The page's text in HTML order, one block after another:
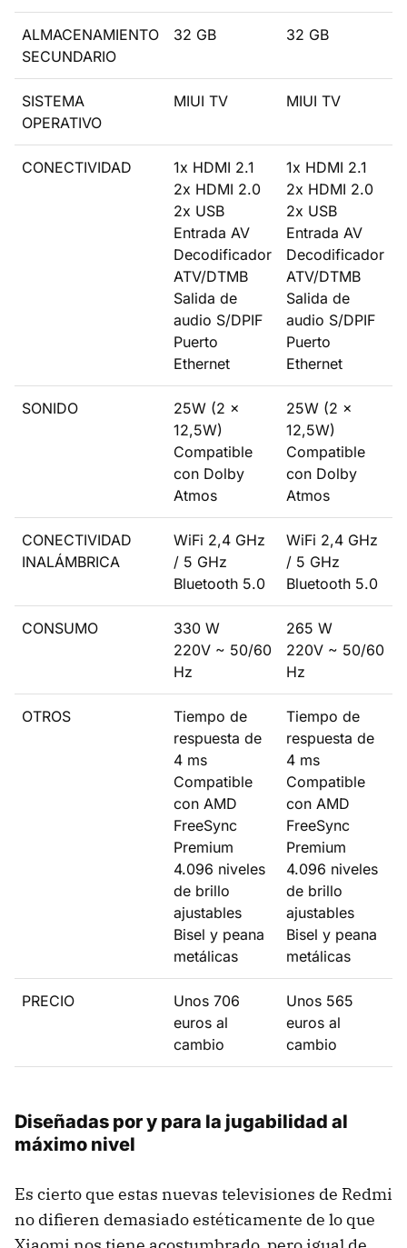
ALMACENAMIENTO
SECUNDARIO
32 GB 32 GB
SISTEMA
OPERATIVO
MIUI TV MIUI TV
CONECTIVIDAD
1x HDMI 2.1
2x HDMI 2.0
2x USB
Entrada AV
Decodificador
ATV/DTMB
Salida de
audio S/DPIF
Puerto
Ethernet
1x HDMI 2.1
2x HDMI 2.0
2x USB
Entrada AV
Decodificador
ATV/DTMB
Salida de
audio S/DPIF
Puerto
Ethernet
SONIDO
25W (2 x
12,5W)
Compatible
con Dolby
Atmos
25W (2 x
12,5W)
Compatible
con Dolby
Atmos
CONECTIVIDAD
INALÁMBRICA
WiFi 2,4 GHz
/ 5 GHz
Bluetooth 5.0
WiFi 2,4 GHz
/ 5 GHz
Bluetooth 5.0
CONSUMO
330 W
220V ~ 50/60
Hz
265 W
220V ~ 50/60
Hz
OTROS
Tiempo de
respuesta de
4 ms
Compatible
con AMD
FreeSync
Premium
4.096 niveles
de brillo
ajustables
Bisel y peana
metálicas
Tiempo de
respuesta de
4 ms
Compatible
con AMD
FreeSync
Premium
4.096 niveles
de brillo
ajustables
Bisel y peana
metálicas
PRECIO
Unos 706
euros al
cambio
Unos 565
euros al
cambio
Diseñadas por y para la jugabilidad al
máximo nivel
Es cierto que estas nuevas televisiones de Redmi
no difieren demasiado estéticamente de lo que